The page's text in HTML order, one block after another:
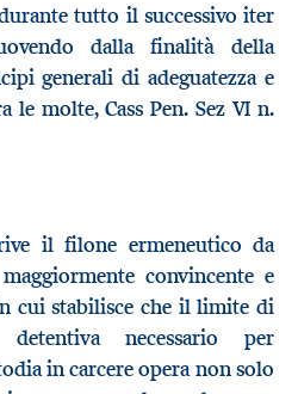
tutto il successivo iter
dalla finalità della
generali di adeguatezza e
molte, Cass Pen. Sez VI n.
il filone ermeneutico da
convincente e
cui stabilisce che il limite di
necessario per
in carcere opera non solo